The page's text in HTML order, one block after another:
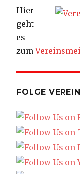
Hier
geht
es
zum
FOLGE